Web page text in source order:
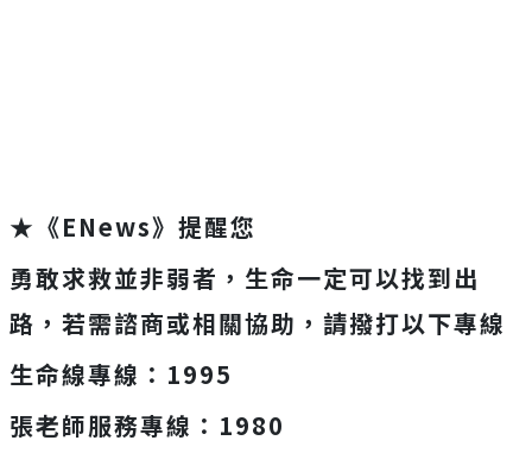
★《ENews》提醒您
勇敢求救並非弱者，生命一定可以找到出
路，若需諮商或相關協助，請撥打以下專線
生命線專線：1995
張老師服務專線：1980